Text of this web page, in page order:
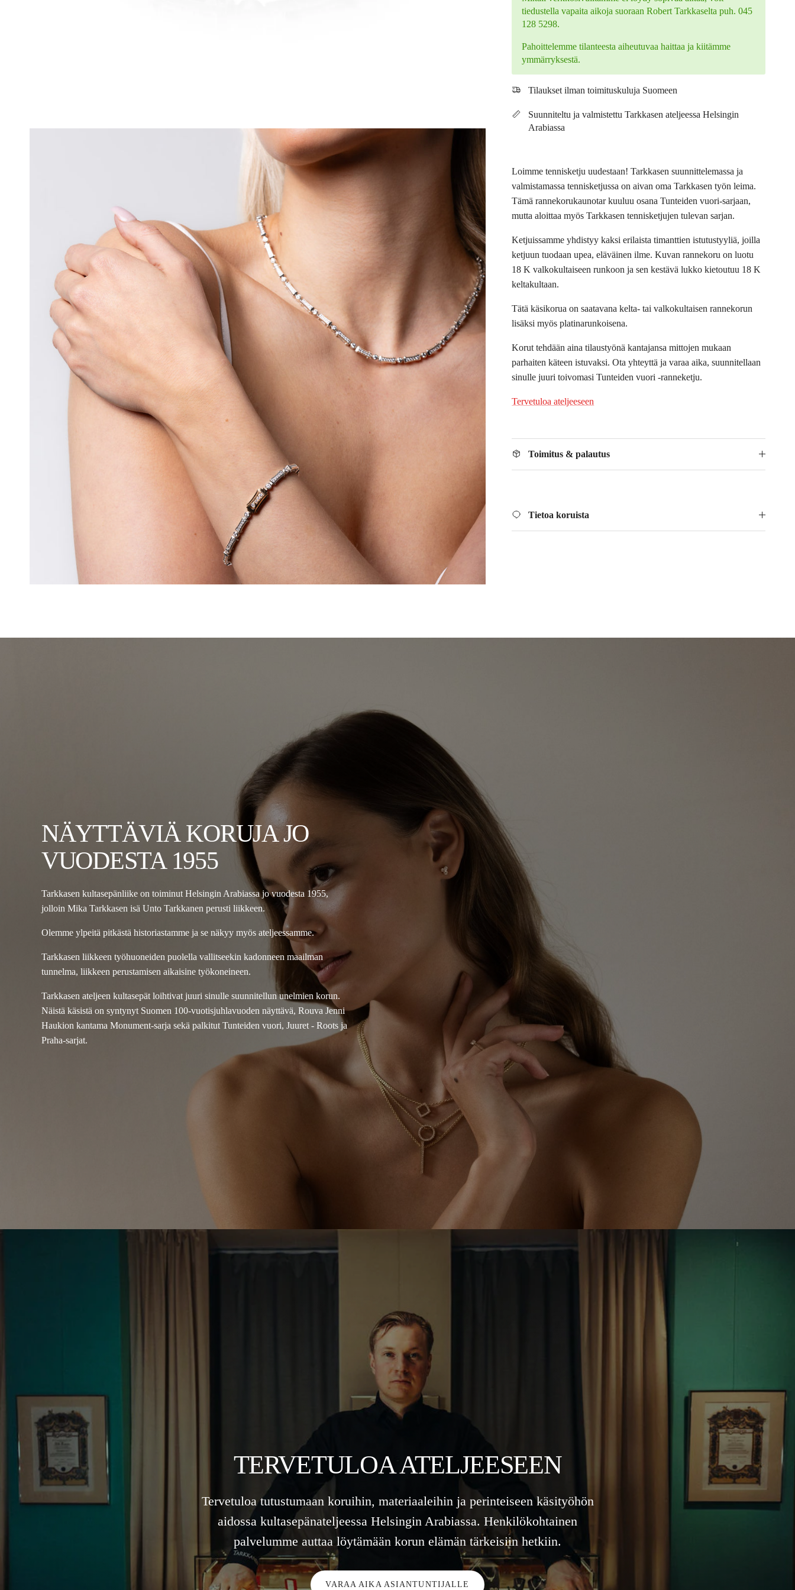
tiedustella vapaita aikoja suoraan Robert Tarkkaselta puh. 045
128 5298.
Pahoittelemme tilanteesta aiheutuvaa haittaa ja kiitämme
ymmärryksestä.
Tilaukset ilman toimituskuluja Suomeen
Suunniteltu ja valmistettu Tarkkasen ateljeessa Helsingin
Arabiassa
Loimme tennisketju uudestaan! Tarkkasen suunnittelemassa ja
valmistamassa tennisketjussa on aivan oma Tarkkasen työn leima.
Tämä rannekorukaunotar kuuluu osana Tunteiden vuori-sarjaan,
mutta aloittaa myös Tarkkasen tennisketjujen tulevan sarjan.
Ketjuissamme yhdistyy kaksi erilaista timanttien istutustyyliä, joilla
ketjuun tuodaan upea, eläväinen ilme. Kuvan rannekoru on luotu
18 K valkokultaiseen runkoon ja sen kestävä lukko kietoutuu 18 K
keltakultaan.
Tätä käsikorua on saatavana kelta- tai valkokultaisen rannekorun
lisäksi myös platinarunkoisena.
Korut tehdään aina tilaustyönä kantajansa mittojen mukaan
parhaiten käteen istuvaksi. Ota yhteyttä ja varaa aika, suunnitellaan
sinulle juuri toivomasi Tunteiden vuori -ranneketju.
Tervetuloa ateljeeseen
Toimitus & palautus
Tietoa koruista
NÄYTTÄVIÄ KORUJA JO
VUODESTA 1955
Tarkkasen kultasepänliike on toiminut Helsingin Arabiassa jo vuodesta 1955,
jolloin Mika Tarkkasen isä Unto Tarkkanen perusti liikkeen.
Olemme ylpeitä pitkästä historiastamme ja se näkyy myös ateljeessamme.
Tarkkasen liikkeen työhuoneiden puolella vallitseekin kadonneen maailman
tunnelma, liikkeen perustamisen aikaisine työkoneineen.
Tarkkasen ateljeen kultasepät loihtivat juuri sinulle suunnitellun unelmien korun.
Näistä käsistä on syntynyt Suomen 100-vuotisjuhlavuoden näyttävä, Rouva Jenni
Haukion kantama Monument-sarja sekä palkitut Tunteiden vuori, Juuret - Roots ja
Praha-sarjat.
TERVETULOA ATELJEESEEN
Tervetuloa tutustumaan koruihin, materiaaleihin ja perinteiseen käsityöhön
aidossa kultasepänateljeessa Helsingin Arabiassa. Henkilökohtainen
palvelumme auttaa löytämään korun elämän tärkeisiin hetkiin.
VARAA AIKA ASIANTUNTIJALLE